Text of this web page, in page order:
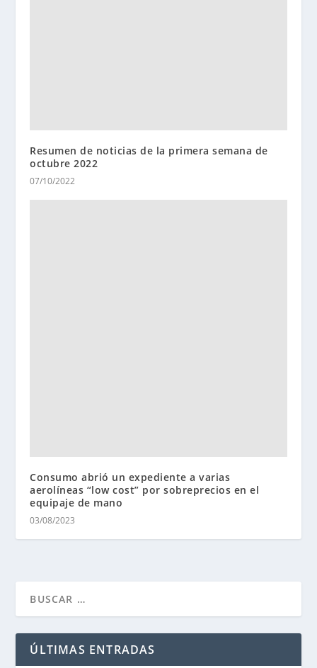
Resumen de noticias de la primera semana de
octubre 2022
07/10/2022
Consumo abrió un expediente a varias
aerolíneas “low cost” por sobreprecios en el
equipaje de mano
03/08/2023
ÚLTIMAS ENTRADAS